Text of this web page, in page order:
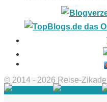
© 2014 - 2026 Reise-